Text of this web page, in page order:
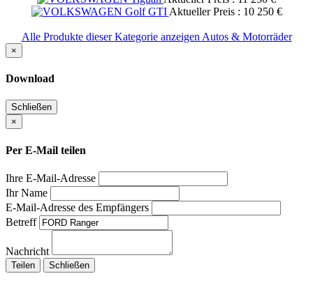
Aktueller Preis : 10 250 €
Alle Produkte dieser Kategorie anzeigen Autos & Motorräder
×
Download
Schließen
×
Per E-Mail teilen
Ihre E-Mail-Adresse
Ihr Name
E-Mail-Adresse des Empfängers
Betreff
Nachricht
Teilen Schließen